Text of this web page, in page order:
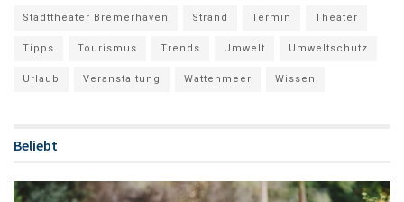
Stadttheater Bremerhaven Strand Termin Theater
Tipps Tourismus Trends Umwelt Umweltschutz
Urlaub Veranstaltung Wattenmeer Wissen
Beliebt